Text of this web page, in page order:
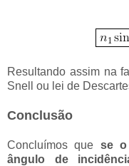
Resultando assim na
Snell ou lei de
Conclusão
Concluímos que se
ângulo de